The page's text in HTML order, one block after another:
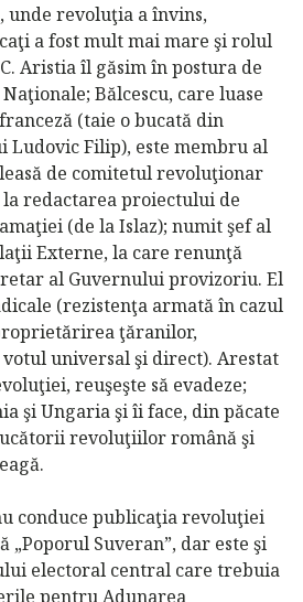
unde revoluţia a învins,
a fost mult mai mare şi rolul
Aristia îl găsim în postura de
Bălcescu, care luase
(taie o bucată din
Ludovic Filip), este membru al
de comitetul revoluţionar
redactarea proiectului de
(de la Islaz); numit şef al
Externe, la care renunţă
al Guvernului provizoriu. El
(rezistenţa armată în cazul
ţăranilor,
universal şi direct). Arestat
reuşeşte să evadeze;
şi Ungaria şi îi face, din păcate
revoluţiilor română şi
conduce publicaţia revoluţiei
„Poporul Suveran”, dar este şi
electoral central care trebuia
pentru Adunarea